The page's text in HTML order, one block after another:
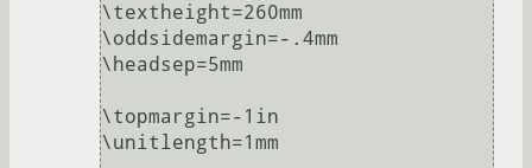
\textheight=260mm
\oddsidemargin=-.4mm
\headsep=5mm
\topmargin=-1in
\unitlength=1mm